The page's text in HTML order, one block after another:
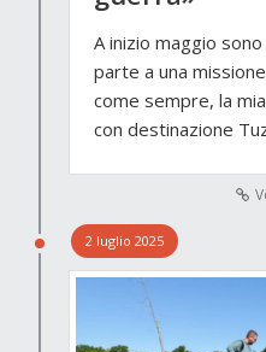
A inizio maggio
parte a una
come sempre, la
con destinazione
2 luglio 2025